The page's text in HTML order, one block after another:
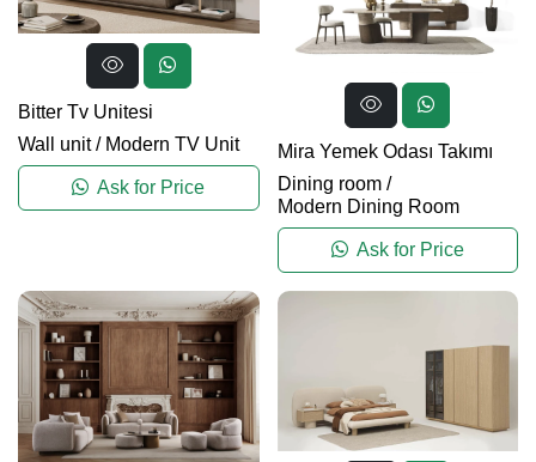
Bitter Tv Unitesi
Wall unit/ Modern TV Unit
Ask for Price
Mira Yemek Odası Takımı
Dining room/
Modern Dining Room
Ask for Price